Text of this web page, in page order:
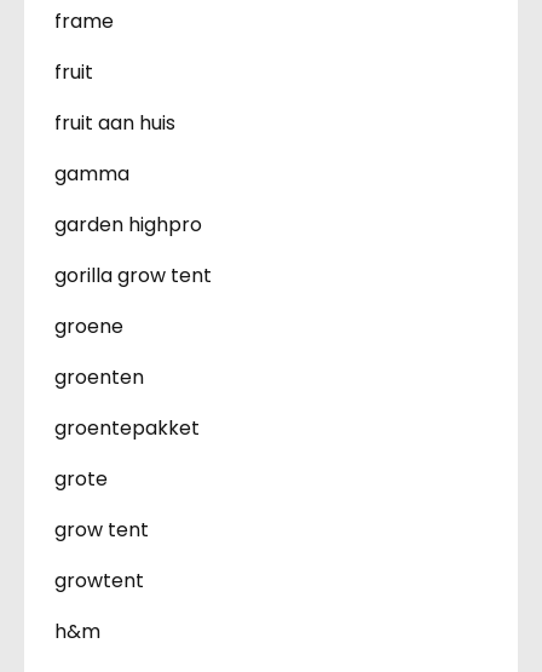
frame
fruit
fruit aan huis
gamma
garden highpro
gorilla grow tent
groene
groenten
groentepakket
grote
grow tent
growtent
h&m